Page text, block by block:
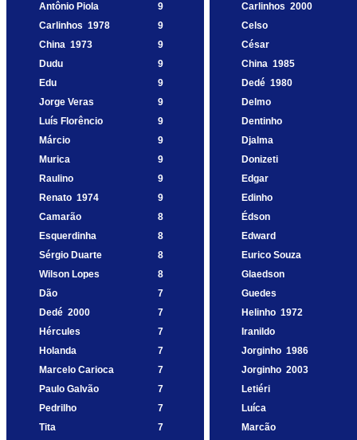
Antônio Piola
9 Carlinhos 2000
Carlinhos 1978 9
Celso
China 1973 9
César
Dudu
9 China 1985
Edu
9 Dedé 1980
Jorge Veras
9
Delmo
Luís Florêncio
9
Dentinho
Márcio
9
Djalma
Murica
9
Donizeti
Raulino
9
Edgar
Renato 1974 9
Edinho
Camarão
8
Édson
Esquerdinha
8
Edward
Sérgio Duarte
8
Eurico Souza
Wilson Lopes
8
Glaedson
Dão
7
Guedes
Dedé 2000 7 Helinho 1972
Hércules
7
Iranildo
Holanda
7 Jorginho 1986
Marcelo Carioca
7 Jorginho 2003
Paulo Galvão
7
Letiéri
Pedrilho
7
Luíca
Tita
7
Marcão